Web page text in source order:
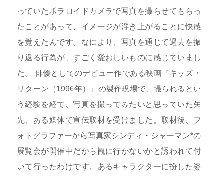
っていたポラロイドカメラで写真を撮らせてもらっ
たことがあって、イメージが浮き上がることに快感
を覚えたんです。なにより、写真を通じて過去を振
り返る行為が、すごく愛おしいものに感じていまし
た。 俳優としてのデビュー作である映画『キッズ・
リターン（1996年）』の製作現場で、撮られるとい
う経験を経て、写真を撮ってみたいと思っていた矢
先、ある媒体で宣伝取材を受けました。取材後、フ
ォトグラファーから写真家シンディ・シャーマン*の
展覧会が開催中だから観に行かないかと誘われて付
いて行ったわけです。あるキャラクターに扮した姿